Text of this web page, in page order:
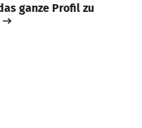
ganze Profil zu